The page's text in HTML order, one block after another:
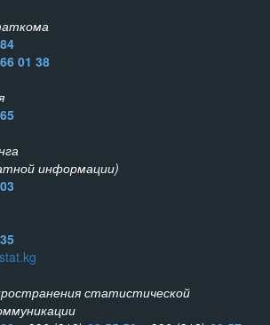
66 01 38
информации)
статистической